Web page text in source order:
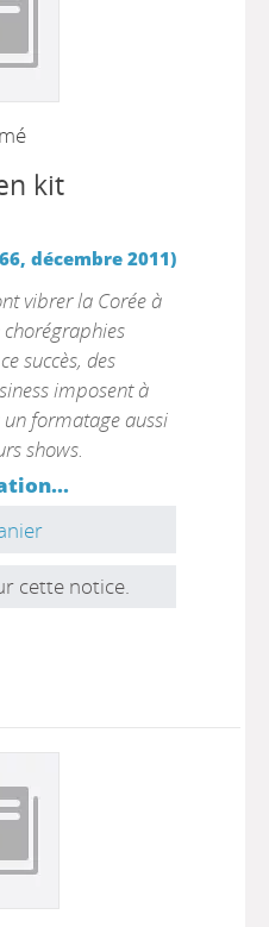
kit
décembre 2011)
vibrer la Corée à
succès, des
imposent à
un formatage aussi
shows.
cette notice.